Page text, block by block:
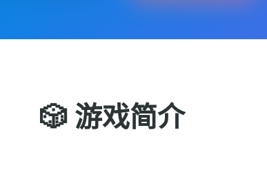
🎲 游戏简介